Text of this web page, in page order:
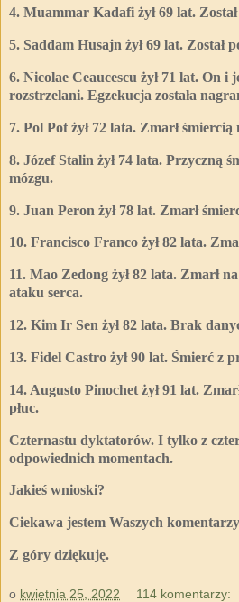
4. Muammar Kadafi żył 69 lat.
5. Saddam Husajn żył 69 lat. Został
6. Nicolae Ceaucescu żył 71 lat. On i
rozstrzelani. Egzekucja została
7. Pol Pot żył 72 lata. Zmarł
8. Józef Stalin żył 74 lata. Przyczną
mózgu.
9. Juan Peron żył 78 lat. Zmarł
10. Francisco Franco żył 82 lata.
11. Mao Zedong żył 82 lata. Zmarł
ataku serca.
12. Kim Ir Sen żył 82 lata. Brak
13. Fidel Castro żył 90 lat. Śmierć z
14. Augusto Pinochet żył 91 lat.
płuc.
Czternastu dyktatorów. I tylko z
odpowiednich momentach.
Jakieś wnioski?
Ciekawa jestem Waszych
Z góry dziękuję.
o kwietnia 25, 2022 114 komentarzy: